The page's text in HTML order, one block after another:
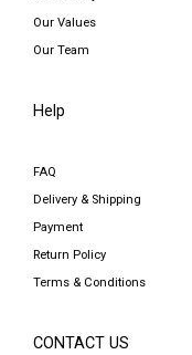
Our Values
Our Team
Help
FAQ
Delivery & Shipping
Payment
Return Policy
Terms & Conditions
CONTACT US